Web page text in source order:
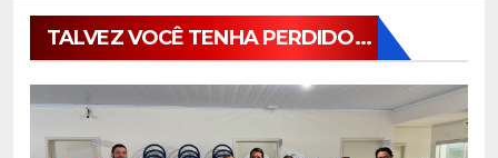
TALVEZ VOCÊ TENHA PERDIDO...